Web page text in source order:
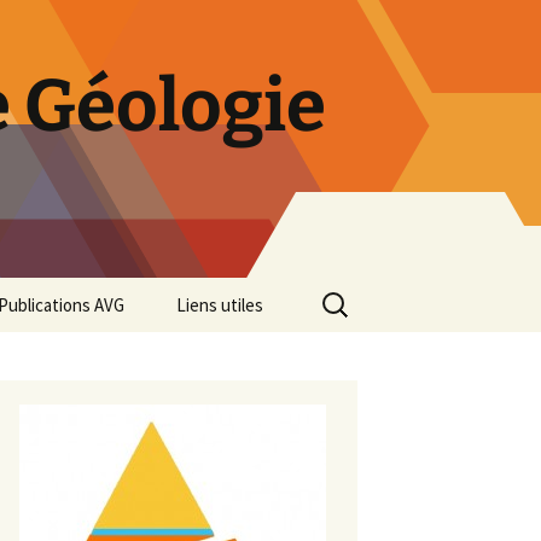
Publications AVG
Diaporama Exposition
minéralogique AVG 2016
Liens utiles
Rechercher :